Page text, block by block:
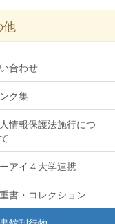
他
合わせ
ク集
情報保護法施行につ
アイ４大学連携
書・コレクション